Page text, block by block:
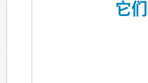
它